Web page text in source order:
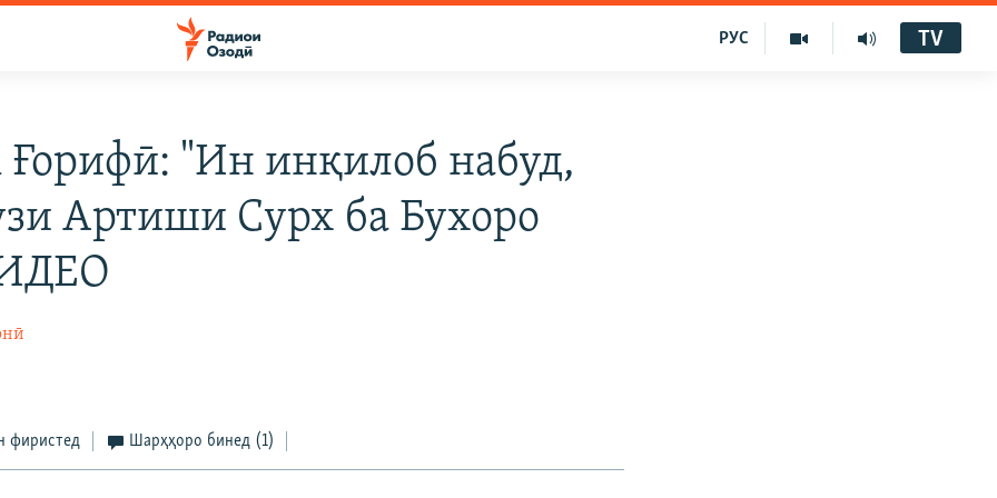
РУС TV
"Ин инқилоб набуд,
Артиши Сурх ба Бухоро
фиристед Шарҳҳоро бинед (1)